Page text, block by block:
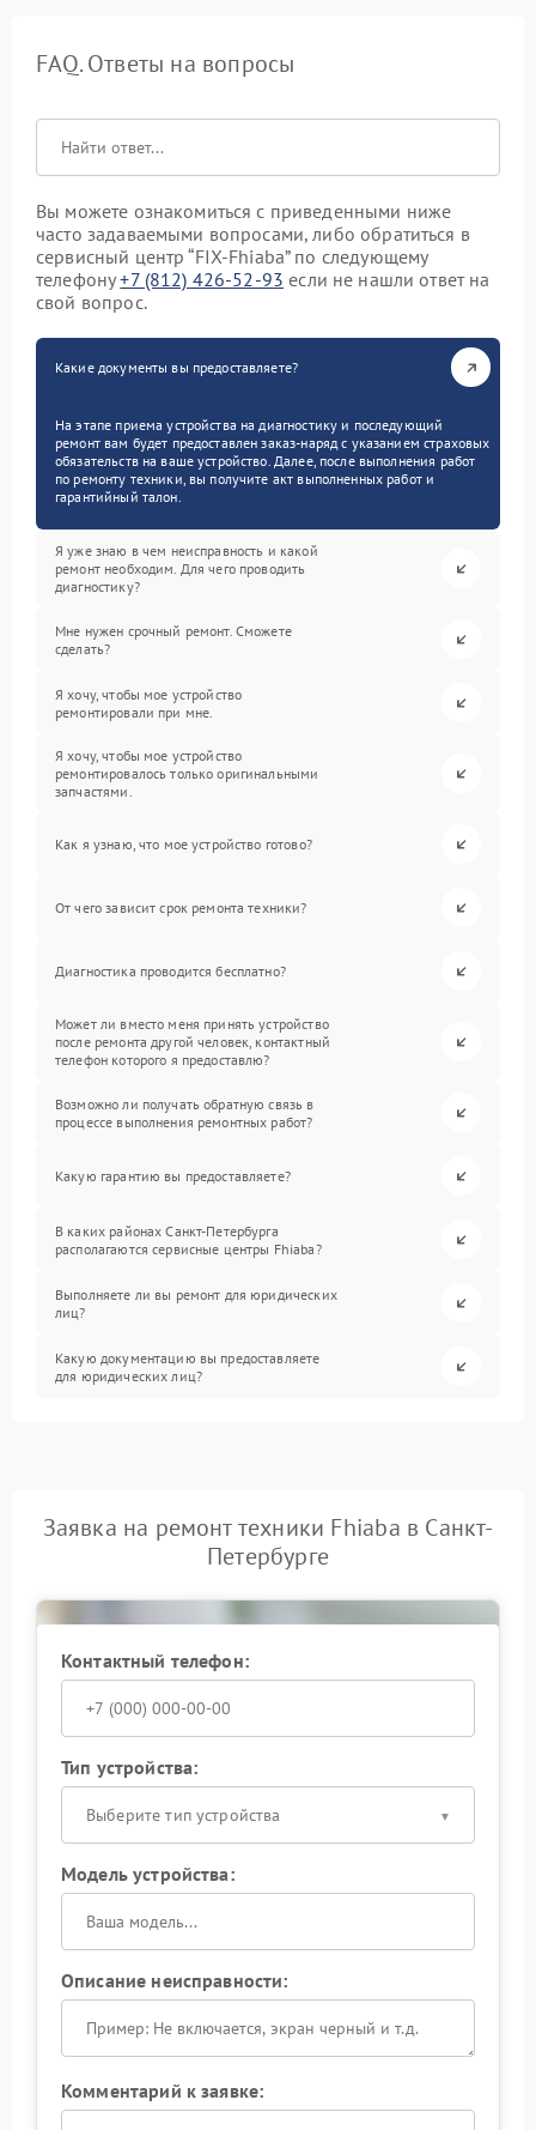
FAQ. Ответы на вопросы
Вы можете ознакомиться с приведенными ниже
часто задаваемыми вопросами, либо обратиться в
сервисный центр “FIX-Fhiaba” по следующему
телефону+7 (812) 426-52-93 если не нашли ответ на
свой вопрос.
Какие документы вы предоставляете?
На этапе приема устройства на диагностику и последующий
ремонт вам будет предоставлен заказ-наряд с указанием страховых
обязательств на ваше устройство. Далее, после выполнения работ
по ремонту техники, вы получите акт выполненных работ и
гарантийный талон.
Я уже знаю в чем неисправность и какой
ремонт необходим. Для чего проводить
диагностику?
Мне нужен срочный ремонт. Сможете
сделать?
Я хочу, чтобы мое устройство
ремонтировали при мне.
Я хочу, чтобы мое устройство
ремонтировалось только оригинальными
запчастями.
Как я узнаю, что мое устройство готово?
От чего зависит срок ремонта техники?
Диагностика проводится бесплатно?
Может ли вместо меня принять устройство
после ремонта другой человек, контактный
телефон которого я предоставлю?
Возможно ли получать обратную связь в
процессе выполнения ремонтных работ?
Какую гарантию вы предоставляете?
В каких районах Санкт-Петербурга
располагаются сервисные центры Fhiaba?
Выполняете ли вы ремонт для юридических
лиц?
Какую документацию вы предоставляете
для юридических лиц?
Заявка на ремонт техники Fhiaba в Санкт-
Петербурге
Контактный телефон:
Тип устройства:
Выберите тип устройства
Модель устройства:
Описание неисправности:
Комментарий к заявке: